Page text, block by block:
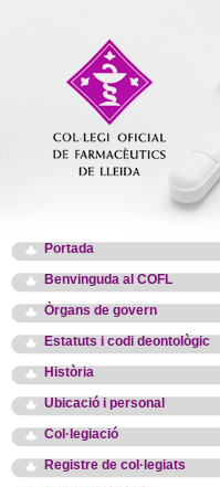
Portada
Benvinguda al COFL
Òrgans de govern
Estatuts i codi deontològic
Història
Ubicació i personal
Col·legiació
Registre de col·legiats